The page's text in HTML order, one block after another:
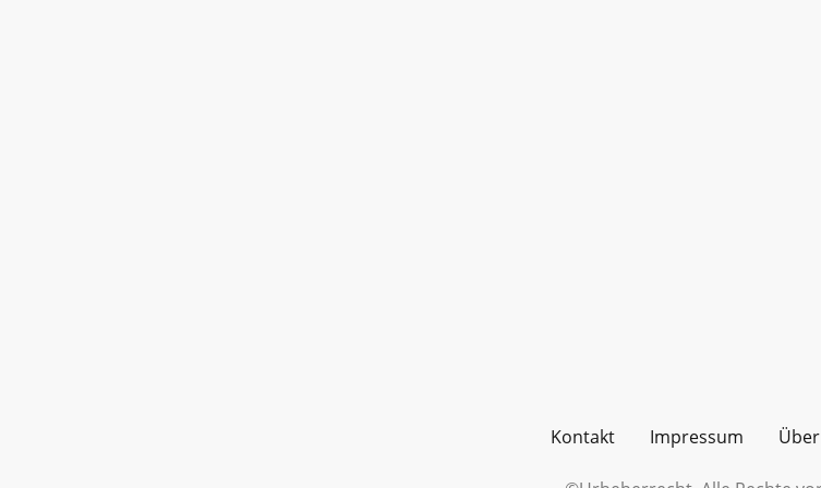
Kontakt Impressum